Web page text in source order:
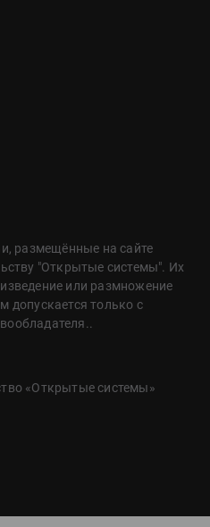
размещённые на сайте
"Открытые системы". Их
или размножение
допускается только с
«Открытые системы»